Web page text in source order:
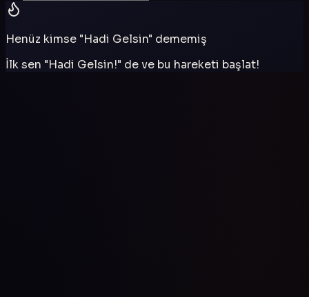
Henüz kimse "Hadi Gelsin" dememiş
İlk sen "Hadi Gelsin!" de ve bu hareketi başlat!